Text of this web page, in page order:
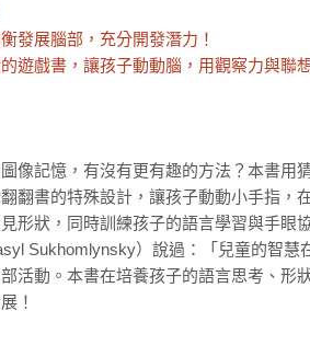
發展腦部，充分開發潛力！
遊戲書，讓孩子動動腦，用觀察力與聯
像記憶，有沒有更有趣的方法？本書用
翻書的特殊設計，讓孩子動動小手指，
形狀，同時訓練孩子的語言學習與手眼
Sukhomlynsky）說過：「兒童的智慧
活動。本書在培養孩子的語言思考、形
！